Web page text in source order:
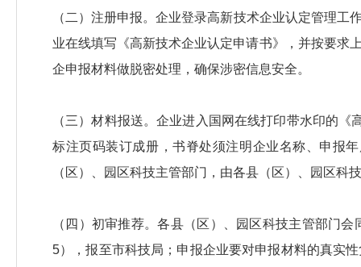
（二）注册申报。企业登录高新技术企业认定管理工
业在线填写《高新技术企业认定申请书》，并按要求
企申报材料做脱密处理，确保涉密信息安全。
（三）材料报送。企业进入国网在线打印带水印的
标注页码装订成册，书脊处须注明企业名称、申报
（区）、园区科技主管部门，由各县（区）、园区
（四）初审推荐。各县（区）、园区科技主管部门
5），报至市科技局；申报企业要对申报材料的真实